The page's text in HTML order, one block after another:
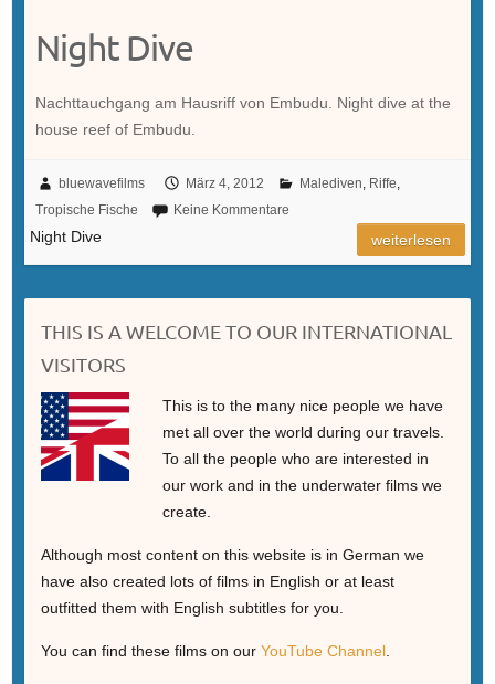
Night Dive
Nachttauchgang am Hausriff von Embudu. Night dive at the
house reef of Embudu.
bluewavefilms März 4, 2012 Malediven, Riffe,
Tropische Fische
Keine Kommentare
Night Dive weiterlesen
THIS IS A WELCOME TO OUR INTERNATIONAL
VISITORS
This is to the many nice people we have
met all over the world during our travels.
To all the people who are interested in
our work and in the underwater films we
create.
Although most content on this website is in German we
have also created lots of films in English or at least
outfitted them with English subtitles for you.
You can find these films on our YouTube Channel.